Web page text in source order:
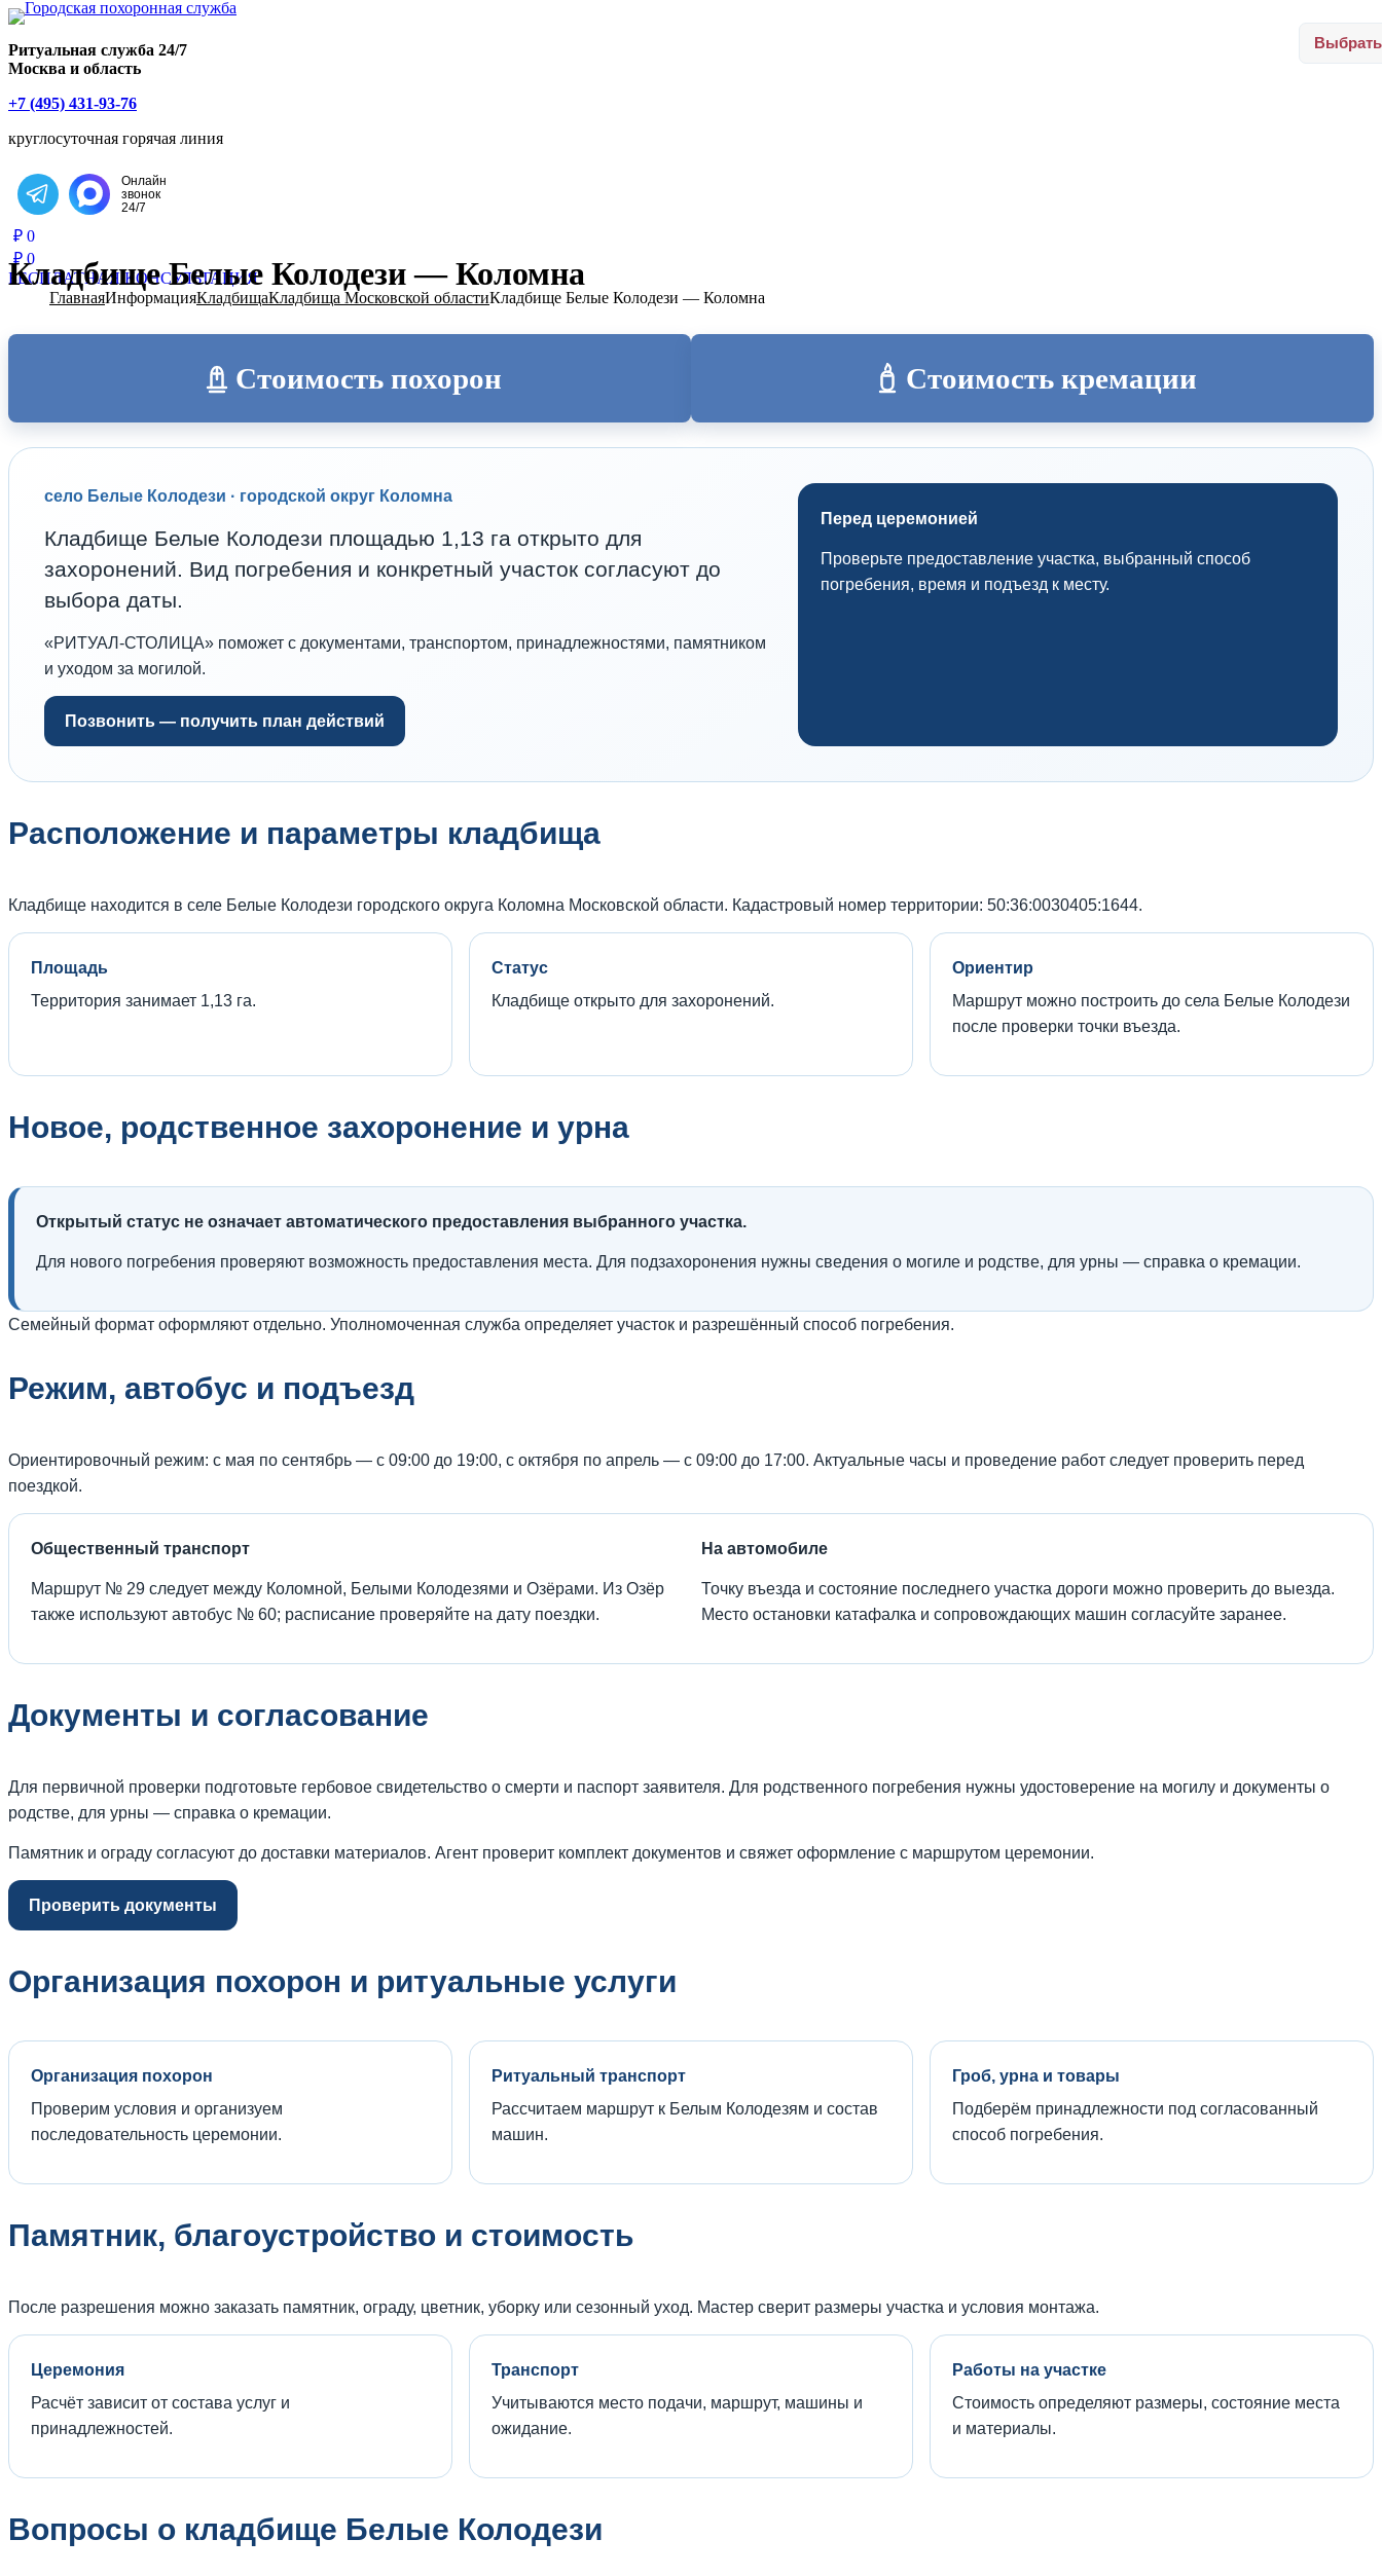
Ритуальная служба 24/7
Москва и область
+7 (495) 431-93-76
круглосуточная горячая линия
Написать в Telegram
Онлайн
звонок
24/7
₽ 0
₽ 0
БЕСПЛАТНАЯ КОНСУЛЬТАЦИЯ
ГлавнаяИнформацияКладбищаКладбища Московской областиКладбище Белые Колодези — Коломна
Кладбище Белые Колодези — Коломна
Стоимость похорон Стоимость кремации
село Белые Колодези · городской округ Коломна
Кладбище Белые Колодези площадью 1,13 га открыто для
захоронений. Вид погребения и конкретный участок согласуют до
выбора даты.
«РИТУАЛ-СТОЛИЦА» поможет с документами, транспортом, принадлежностями, памятником
и уходом за могилой.
Позвонить — получить план действий
Перед церемонией
Проверьте предоставление участка, выбранный способ
погребения, время и подъезд к месту.
Расположение и параметры кладбища
Кладбище находится в селе Белые Колодези городского округа Коломна Московской области. Кадастровый номер территории: 50:36:0030405:1644.
Площадь
Территория занимает 1,13 га.
Статус
Кладбище открыто для захоронений.
Ориентир
Маршрут можно построить до села Белые Колодези
после проверки точки въезда.
Новое, родственное захоронение и урна
Открытый статус не означает автоматического предоставления выбранного участка.
Для нового погребения проверяют возможность предоставления места. Для подзахоронения нужны сведения о могиле и родстве, для урны — справка о кремации.
Семейный формат оформляют отдельно. Уполномоченная служба определяет участок и разрешённый способ погребения.
Режим, автобус и подъезд
Ориентировочный режим: с мая по сентябрь — с 09:00 до 19:00, с октября по апрель — с 09:00 до 17:00. Актуальные часы и проведение работ следует проверить перед
поездкой.
Общественный транспорт
Маршрут № 29 следует между Коломной, Белыми Колодезями и Озёрами. Из Озёр
также используют автобус № 60; расписание проверяйте на дату поездки.
На автомобиле
Точку въезда и состояние последнего участка дороги можно проверить до выезда.
Место остановки катафалка и сопровождающих машин согласуйте заранее.
Документы и согласование
Для первичной проверки подготовьте гербовое свидетельство о смерти и паспорт заявителя. Для родственного погребения нужны удостоверение на могилу и документы о
родстве, для урны — справка о кремации.
Памятник и ограду согласуют до доставки материалов. Агент проверит комплект документов и свяжет оформление с маршрутом церемонии.
Проверить документы
Организация похорон и ритуальные услуги
Организация похорон
Проверим условия и организуем
последовательность церемонии.
Ритуальный транспорт
Рассчитаем маршрут к Белым Колодезям и состав
машин.
Гроб, урна и товары
Подберём принадлежности под согласованный
способ погребения.
Памятник, благоустройство и стоимость
После разрешения можно заказать памятник, ограду, цветник, уборку или сезонный уход. Мастер сверит размеры участка и условия монтажа.
Церемония
Расчёт зависит от состава услуг и
принадлежностей.
Транспорт
Учитываются место подачи, маршрут, машины и
ожидание.
Работы на участке
Стоимость определяют размеры, состояние места
и материалы.
Вопросы о кладбище Белые Колодези